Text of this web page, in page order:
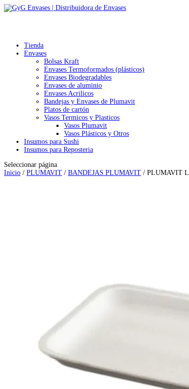
Tienda
Envases
Bolsas Kraft
Envases Termoformados (plásticos)
Envases Biodegradables
Envases de aluminio
Envases Acrilicos
Bandejas y Envases de Plumavit
Platos de cartón
Vasos Termicos y Plasticos
Vasos Plumavit
Vasos Plásticos y Otros
Insumos para Sushi
Insumos para Reposteria
Seleccionar página
Inicio / PLUMAVIT / BANDEJAS PLUMAVIT / PLUMAVIT